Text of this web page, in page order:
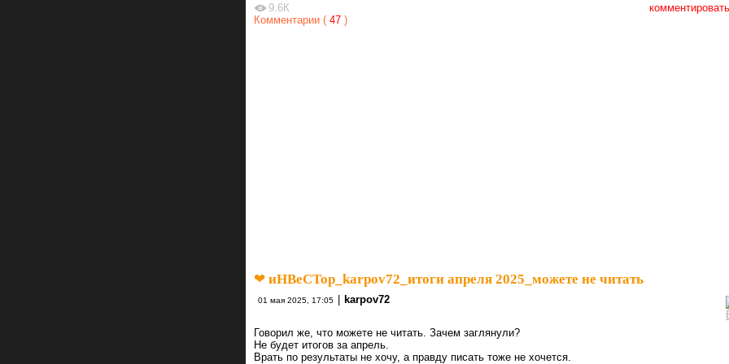
комментировать
9.6К
Комментарии ( 47 )
❤ иНВеСТор_karpov72_итоги апреля 2025_можете не читать
01 мая 2025, 17:05 karpov72
Говорил же, что можете не читать. Зачем заглянули?
Не будет итогов за апрель.
Врать по результаты не хочу, а правду писать тоже не хочется.